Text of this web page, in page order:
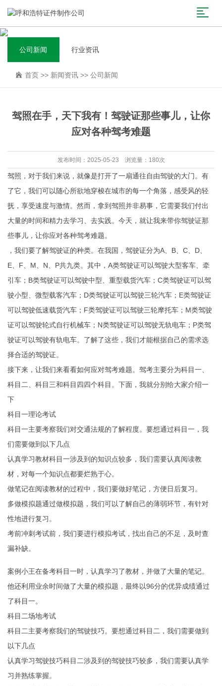
公司新闻 行业资讯
首页 >> 新闻资讯 >> 公司新闻
驾照在手，天下我有！驾驶证那些事儿，让你
应对各种驾考难题
发布时间：2025-05-23 浏览量：180次
驾照，对于我们来说，就像是打开了一扇通往自由驾驶的大门。有
了它，我们可以随心所欲地穿梭在城市的每一个角落，感受风的轻
抚，享受速度与激情。然而，拿到驾照并非易事，它需要我们付出
大量的时间和精力去学习、去实践。今天，就让我来带你驾驶证那
些事儿，让你应对各种驾考难题。
，我们要了解驾驶证的种类。在我国，驾驶证分为A、B、C、D、
E、F、M、N、P共九类。其中，A类驾驶证可以驾驶大型客车、牵
引车；B类驾驶证可以驾驶中型、重型载货汽车；C类驾驶证可以驾
驶小型、微型载客汽车；D类驾驶证可以驾驶三轮汽车；E类驾驶证
可以驾驶低速载货汽车；F类驾驶证可以驾驶三轮摩托车；M类驾驶
证可以驾驶轮式自行机械车；N类驾驶证可以驾驶无轨电车；P类驾
驶证可以驾驶有轨电车。了解了这些，我们才能根据自己的需求选
择合适的驾驶证。
接下来，让我们来看看如何应对驾考难题。驾考主要分为科目一、
科目二、科目三和科目四四个科目。下面，我就分别给大家介绍一
下
科目一理论考试
科目一主要考察我们对交通法规的了解程度。要想通过科目一，我
们需要做到以下几点
认真学习教材科目一涉及到的知识点较多，我们需要认真阅读教
材，对每一个知识点都要烂熟于心。
做笔记在阅读教材的过程中，我们要做好笔记，方便日后复习。
多做模拟题通过做模拟题，我们可以了解自己的薄弱环节，有针对
性地进行复习。
考前冲刺考试前，我们要进行模拟考试，找出自己的不足，及时查
漏补缺。
案例小王在备考科目一时，认真学习了教材，并做了大量的笔记。
他还利用业余时间做了大量的模拟题，最终以96分的优异成绩通过
了科目一。
科目二场地考试
科目二主要考察我们的驾驶技巧。要想通过科目二，我们需要做到
以下几点
认真学习驾驶技巧科目二涉及到的驾驶技巧较多，我们需要认真学
习并熟练掌握。